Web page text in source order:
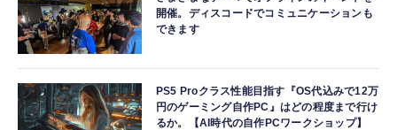
開催。ディスコードでコミュニケーションも
できます
PS5 Proクラス性能目指す『OS代込みで12万
円のゲーミング自作PC』はどの程度まで行け
るか。【AI時代の自作PCワークショップ】